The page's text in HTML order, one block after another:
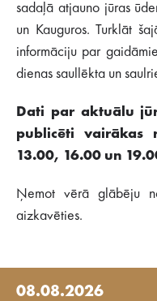
sadaļā atjauno jūras
un Kauguros. Turklāt
informāciju par
dienas saullēkta un
Dati par aktuālu
publicēti vairākas
13.00, 16.00 un
Ņemot vērā glābēju
aizkavēties.
08.08.2026